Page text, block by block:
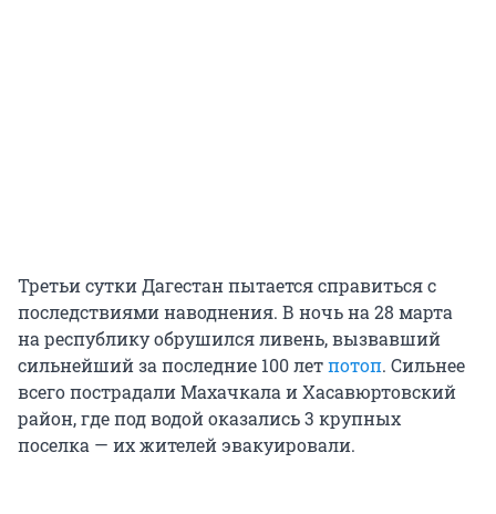
Третьи сутки Дагестан пытается справиться с
последствиями наводнения. В ночь на 28 марта
на республику обрушился ливень, вызвавший
сильнейший за последние 100 летпотоп. Сильнее
всего пострадали Махачкала и Хасавюртовский
район, где под водой оказались 3 крупных
поселка — их жителей эвакуировали.